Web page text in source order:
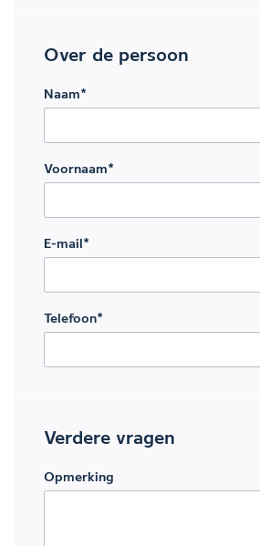
Over de persoon
Naam*
Voornaam*
E-mail *
Telefoon*
Verdere vragen
Opmerking